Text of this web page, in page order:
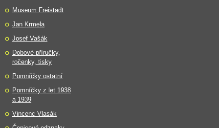
Museum Freistadt
Jan Krmela
Josef Vašák
Dobové příručky,
ročenky, tisky
Pomníčky ostatní
Pomníčky z let 1938
a 1939
Vincenc Vlasák